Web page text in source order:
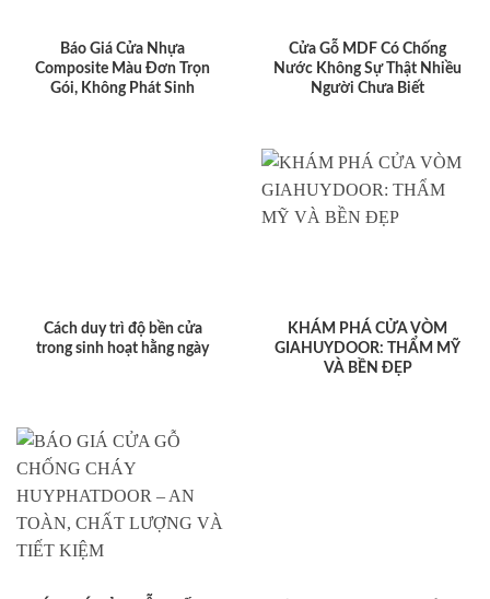
Báo Giá Cửa Nhựa
Composite Màu Đơn Trọn
Gói, Không Phát Sinh
Cửa Gỗ MDF Có Chống
Nước Không Sự Thật Nhiều
Người Chưa Biết
Cách duy trì độ bền cửa
trong sinh hoạt hằng ngày
KHÁM PHÁ CỬA VÒM
GIAHUYDOOR: THẨM MỸ
VÀ BỀN ĐẸP